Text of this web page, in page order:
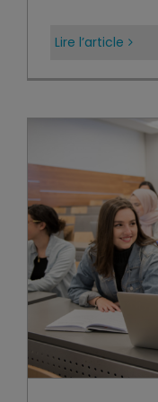
Lire l’article